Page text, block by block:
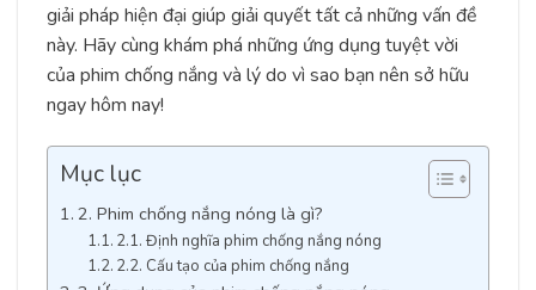
giải pháp hiện đại giúp giải quyết tất cả những vấn đề
này. Hãy cùng khám phá những ứng dụng tuyệt vời
của phim chống nắng và lý do vì sao bạn nên sở hữu
ngay hôm nay!
Mục lục
2. Phim chống nắng nóng là gì?
2.1. Định nghĩa phim chống nắng nóng
2.2. Cấu tạo của phim chống nắng